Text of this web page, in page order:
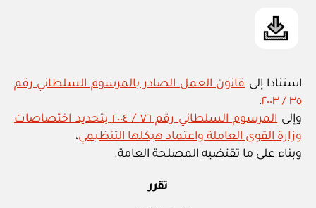
استنادا إلى قانون العمل الصادر بالمرسوم السلطاني رقم
٣٥ / ٢٠٠٣
،
وإلى
المرسوم السلطاني رقم ٧٦ / ٢٠٠٤ بتحديد اختصاصات
وزارة القوى العاملة واعتماد هيكلها التنظيمي،
وبناء على ما تقتضيه المصلحة العامة.
تقرر